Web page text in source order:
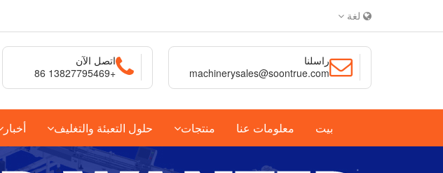
لغة
راسلنا
machinerysales@soontrue.com
اتصل الآن
+86 13827795469
بيت معلومات عنا منتجات حلول التعبئة والتغليف أخبار